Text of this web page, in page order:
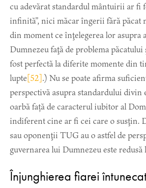
cu adevărat standardul mântuirii ar fi
infinită”, nici măcar îngerii fără păcat
din moment ce înţelegerea lor asupra
Dumnezeu faţă de problema păcatului
fost perfectă la diferite momente din
lupte[52].) Nu se poate afirma
perspectivă asupra standardului divin
oarbă față de caracterul iubitor al
indiferent cine ar fi cei care o susţin.
sau oponenţii TUG au o astfel de
guvernarea lui Dumnezeu este
Înjunghierea fiarei